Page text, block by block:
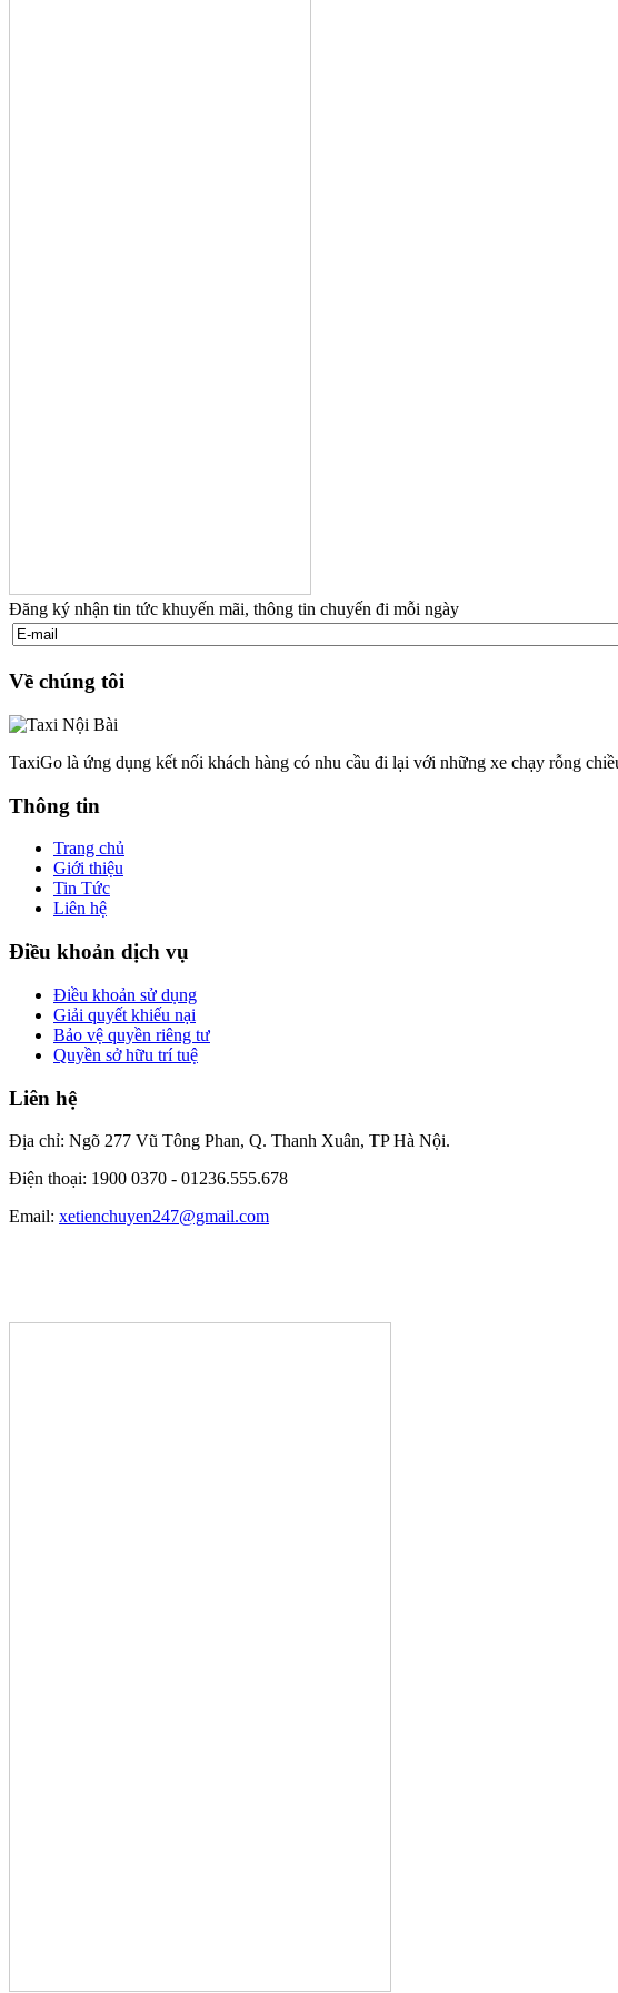
Đăng ký nhận tin tức khuyến mãi, thông tin chuyến đi mỗi ngày
Về chúng tôi
TaxiGo là ứng dụng kết nối khách hàng có nhu cầu đi lại với những xe chạy rỗng
Thông tin
Trang chủ
Giới thiệu
Tin Tức
Liên hệ
Điều khoản dịch vụ
Điều khoản sử dụng
Giải quyết khiếu nại
Bảo vệ quyền riêng tư
Quyền sở hữu trí tuệ
Liên hệ
Địa chỉ: Ngõ 277 Vũ Tông Phan, Q. Thanh Xuân, TP Hà Nội.
Điện thoại: 1900 0370 - 01236.555.678
Email: xetienchuyen247@gmail.com